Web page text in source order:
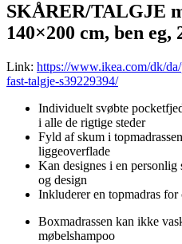
SKÅRER/TALGJE
140×200 cm, ben eg,
Link: https://www.ikea.com/dk/
fast-talgje-s39229394/
Individuelt svøbte
i alle de rigtige steder
Fyld af skum i
liggeoverflade
Kan designes i en
og design
Inkluderer en topmadras
Boxmadrassen kan ikke
møbelshampoo